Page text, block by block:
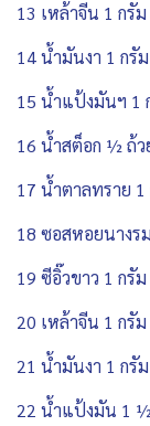
13 เหล้าจีน 1 กรัม
14 น้ำมันงา 1 กรัม
15 น้ำแป้งมันฯ 1
16 น้ำสต็อก ½ ถ้ว
17 น้ำตาลทราย 1
18 ซอสหอยนางร
19 ซีอิ๊วขาว 1 กรัม
20 เหล้าจีน 1 กรัม
21 น้ำมันงา 1 กรัม
22 น้ำแป้งมัน 1